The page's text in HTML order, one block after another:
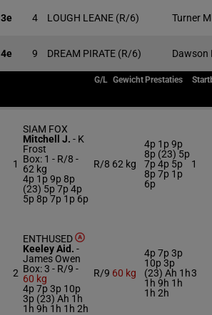
3e 4 LOUGH LEANE (R/6) Turner
4e 9 DREAM PIRATE (R/6) Dawson
G/L Gewicht Prestaties
1
SIAM FOX
Mitchell J. - K
Frost
Box: 1 - R/8 -
62 kg
4p 1p 9p 8p
(23) 5p 7p 4p
5p 8p 7p 1p 6p
R/8 62 kg
4p 1p 9p
8p (23) 5p
7p 4p 5p
8p 7p 1p
6p
1
2
ENTHUSED
Keeley Aid. -
James Owen
Box: 3 - R/9 -
60 kg
4p 7p 3p 10p
3p (23) Ah 1h
1h 9h 1h 1h 2h
R/9 60 kg
4p 7p 3p
10p 3p
(23) Ah 1h
1h 9h 1h
1h 2h
3